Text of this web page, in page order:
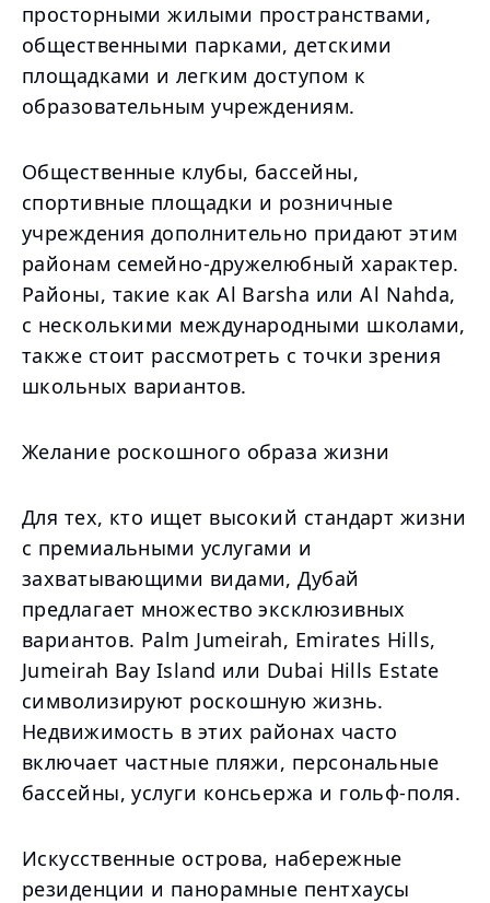
просторными жилыми пространствами,
общественными парками, детскими
площадками и легким доступом к
образовательным учреждениям.
Общественные клубы, бассейны,
спортивные площадки и розничные
учреждения дополнительно придают этим
районам семейно-дружелюбный характер.
Районы, такие как Al Barsha или Al Nahda,
с несколькими международными школами,
также стоит рассмотреть с точки зрения
школьных вариантов.
Желание роскошного образа жизни
Для тех, кто ищет высокий стандарт жизни
с премиальными услугами и
захватывающими видами, Дубай
предлагает множество эксклюзивных
вариантов. Palm Jumeirah, Emirates Hills,
Jumeirah Bay Island или Dubai Hills Estate
символизируют роскошную жизнь.
Недвижимость в этих районах часто
включает частные пляжи, персональные
бассейны, услуги консьержа и гольф-поля.
Искусственные острова, набережные
резиденции и панорамные пентхаусы